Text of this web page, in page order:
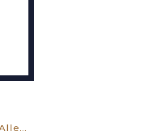
Les débuts du lyrisme en Allemagne (des origines à 1350).